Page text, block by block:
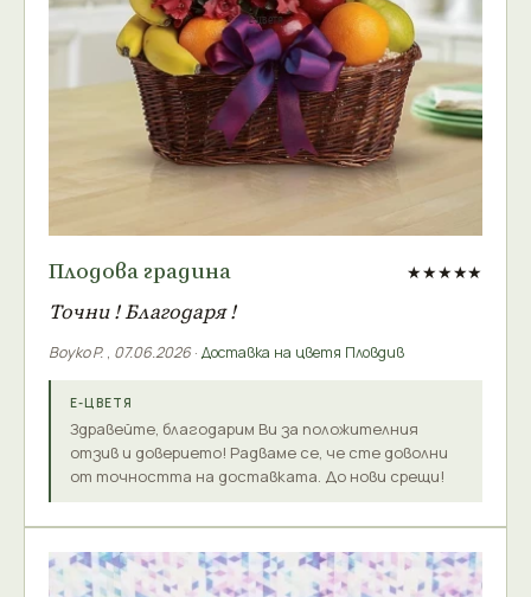
Плодова градина ★★★★★
Точни ! Благодаря !
Boyko P. , 07.06.2026 · Доставка на цветя Пловдив
Е-ЦВЕТЯ
Здравейте, благодарим Ви за положителния
отзив и доверието! Радваме се, че сте доволни
от точността на доставката. До нови срещи!